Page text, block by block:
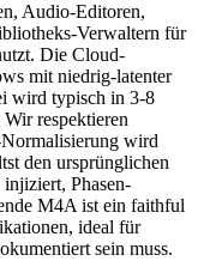
Audio-Editoren,
Verwaltern für
Die Cloud-
mit niedrig-latenter
wird typisch in 3-8
respektieren
wird
den ursprünglichen
Phasen-
M4A ist ein faithful
ideal für
sein muss.